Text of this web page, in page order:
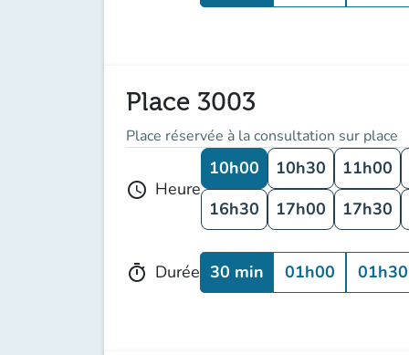
Place 3003
Place réservée à la consultation sur place
schedule Heure
10h00 10h30 11h00
16h30
17h00 17h30
timer Durée 30 min 01h00 01h30